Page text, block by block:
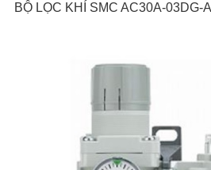
BỘ LỌC KHÍ SMC AC30A-03DG-A